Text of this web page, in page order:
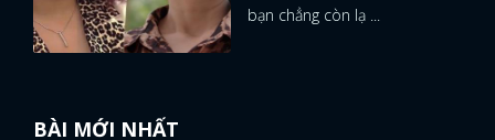
bạn chẳng còn lạ ...
BÀI MỚI NHẤT